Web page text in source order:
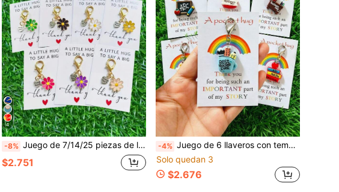
4
-8% Juego de 7/14/25 piezas de llaveros de margarita - Llaveros de colores - Material de metal duradero - Incluye tarjeta de agradecimiento - Recuerdo de aliento y gratitud, adecuado para decoración de bolso diario, billetera, decoración de llaves del hogar - También para regalos de boda, cumpleaños, Acción de Gracias, Navidad y Día de San Valentín, regalos para maestros, recuerdos ideales para fiestas, regalos de vuelta a la escuela
$2.751
-4% Juego de 6 llaveros con tema de regreso a la escuela, regalos de anillos de llaves para fiestas, incluye tarjeta de agradecimiento, soporte para bolígrafo con forma de pizarra de resina y decoración colgante inspiradora, adecuado para el Día del Maestro, temporada de graduación, temporada de regreso a la escuela, Navidad y Acción de Gracias, regalos para maestros
Solo quedan 3
$2.676